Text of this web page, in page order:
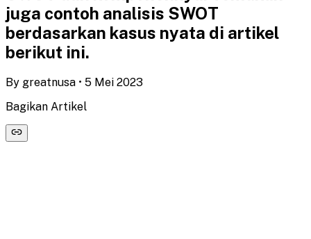
juga contoh analisis SWOT
berdasarkan kasus nyata di artikel
berikut ini.
By greatnusa • 5 Mei 2023
Bagikan Artikel